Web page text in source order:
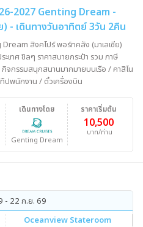
2027 Genting Dream -
- เดินทางวันอาทิตย์ 3วัน 2คืน
สิงคโปร์ พอร์ทคลัง (มาเลเซีย)
เทศ ชิลๆ ราคาสบายกระป๋า รวม ภาษี
จกรรมสนุกสนานมากมายบนเรือ / คาสิโน
ปพนักงาน / ตั๋วเครื่องบิน
ราคาเริ่มต้น
10,500
บาท/ท่าน
เดินทางโดย
Genting Dream
- 22 ก.ย. 69
Oceanview Stateroom